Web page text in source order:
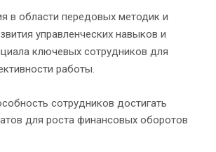
в области передовых методик и
управленческих навыков и
ключевых сотрудников для
работы.
сотрудников достигать
для роста финансовых оборотов